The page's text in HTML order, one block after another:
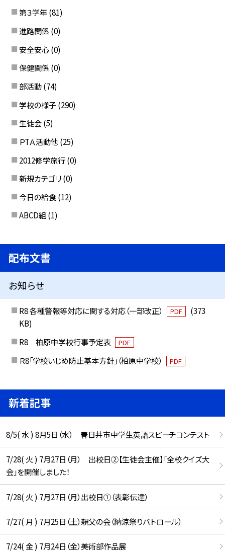
第３学年 (81)
進路関係 (0)
安全安心 (0)
保健関係 (0)
部活動 (74)
学校の様子 (290)
生徒会 (5)
ＰTＡ活動他 (25)
2012修学旅行 (0)
新規カテゴリ (0)
今日の給食 (12)
ABCD組 (1)
配布文書
お知らせ
R8 各種警報等対応に関する対応（一部改正） PDF
(373
KB)
R8 柏原中学校行事予定表
PDF
Ｒ8「学校いじめ防止基本方針」（柏原中学校） PDF
新着記事
8/5( 水 ) 8月5日（水） 春日井市中学生英語スピーチコンテスト
7/28( 火 ) 7月27日（月） 出校日②【生徒会主催】「全校クイズ大
会」を開催しました！
7/28( 火 ) 7月27日（月）出校日①（表彰伝達）
7/27( 月 ) 7月25日（土）親父の会（納涼祭りパトロール）
7/24( 金 ) 7月24日（金）美術部作品展